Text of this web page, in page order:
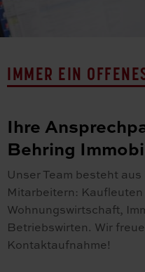
IMMER EIN
Ihre
Behring
Unser Team besteht
Mitarbeitern:
Wohnungswirtschaft,
Betriebswirten. Wir
Kontaktaufnahme!